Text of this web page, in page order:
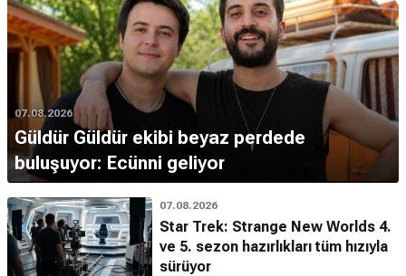
07.08.2026
Güldür Güldür ekibi beyaz perdede
buluşuyor: Ecünni geliyor
07.08.2026
Star Trek: Strange New Worlds 4.
ve 5. sezon hazırlıkları tüm hızıyla
sürüyor